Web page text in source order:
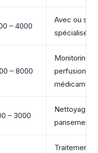
– 4000
Avec ou
spécialisés
– 8000
Monitoring
perfusion,
– 3000
Nettoyage,
pansement
Traitement